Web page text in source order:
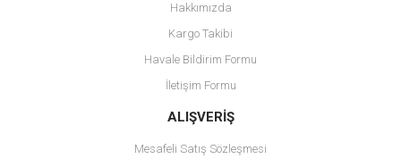
Ürün resmi kalitesiz, bozuk veya görüntülenemiyor.
Ürün açıklamasında eksik bilgiler bulunuyor.
Ürün bilgilerinde hatalar bulunuyor.
Ürün fiyatı diğer sitelerden daha pahalı.
Bu ürüne benzer farklı alternatifler olmalı.
Hakkımızda
Kargo Takibi
Havale Bildirim Formu
İletişim Formu
ALIŞVERİŞ
Mesafeli Satış Sözleşmesi